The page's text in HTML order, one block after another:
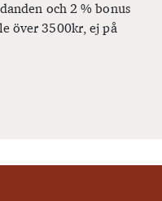
och 2 % bonus
över 3500kr, ej på